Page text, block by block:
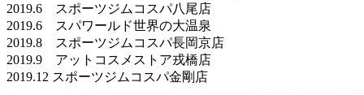
2019.6 スポーツジムコスパ八尾店
2019.6 スパワールド世界の大温泉
2019.8 スポーツジムコスパ長岡京店
2019.9 アットコスメストア戎橋店
2019.12 スポーツジムコスパ金剛店